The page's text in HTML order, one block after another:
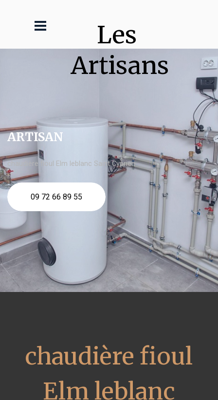
Les
Artisans
ARTISAN
chaudière fioul Elm leblanc Saint Cyprien
09 72 66 89 55
chaudière fioul
Elm leblanc